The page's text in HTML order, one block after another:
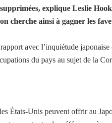
explique Leslie
cherche ainsi à gagner les
avec l’inquiétude
du pays au sujet de la
États-Unis peuvent offrir au